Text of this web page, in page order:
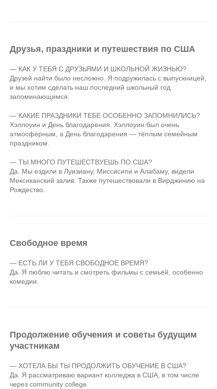
Друзья, праздники и путешествия по США
— КАК У ТЕБЯ С ДРУЗЬЯМИ И ШКОЛЬНОЙ ЖИЗНЬЮ?
Друзей найти было несложно. Я подружилась с выпускницей,
и мы хотим сделать наш последний школьный год
запоминающимся.
— КАКИЕ ПРАЗДНИКИ ТЕБЕ ОСОБЕННО ЗАПОМНИЛИСЬ?
Хэллоуин и День благодарения. Хэллоуин был очень
атмосферным, а День благодарения — тёплым семейным
праздником.
— ТЫ МНОГО ПУТЕШЕСТВУЕШЬ ПО США?
Да. Мы ездили в Луизиану, Миссисипи и Алабаму, видели
Мексиканский залив. Также путешествовали в Вирджинию на
Рождество.
Свободное время
— ЕСТЬ ЛИ У ТЕБЯ СВОБОДНОЕ ВРЕМЯ?
Да. Я люблю читать и смотреть фильмы с семьёй, особенно
комедии.
Продолжение обучения и советы будущим
участникам
— ХОТЕЛА БЫ ТЫ ПРОДОЛЖИТЬ ОБУЧЕНИЕ В США?
Да. Я рассматриваю вариант колледжа в США, в том числе
через community college.